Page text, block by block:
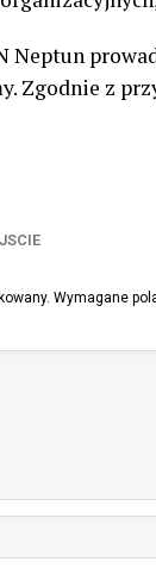
Neptun
Zgodnie z
Wymagane